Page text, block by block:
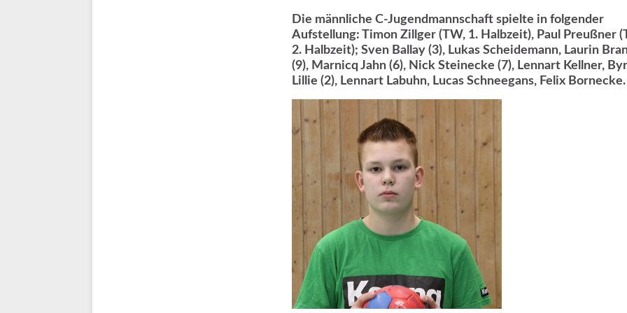
Die männliche C-Jugendmannschaft spielte in folgender
Aufstellung: Timon Zillger (TW, 1. Halbzeit), Paul Preußner
2. Halbzeit); Sven Ballay (3), Lukas Scheidemann, Laurin
(9), Marnicq Jahn (6), Nick Steinecke (7), Lennart Kellner,
Lillie (2), Lennart Labuhn, Lucas Schneegans, Felix Bornecke.